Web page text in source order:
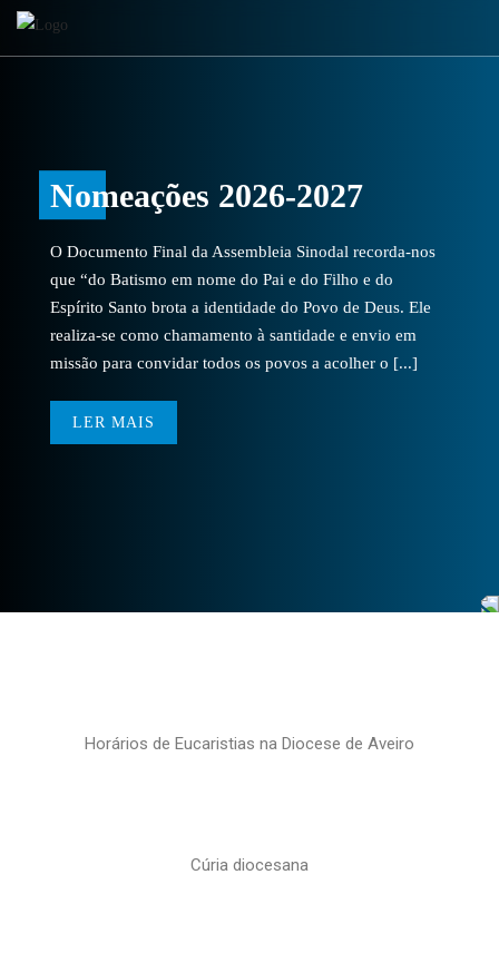
Nomeações 2026-2027
O Documento Final da Assembleia Sinodal recorda-nos
que “do Batismo em nome do Pai e do Filho e do
Espírito Santo brota a identidade do Povo de Deus. Ele
realiza-se como chamamento à santidade e envio em
missão para convidar todos os povos a acolher o [...]
LER MAIS
Horários de Eucaristias na Diocese de Aveiro
Cúria diocesana